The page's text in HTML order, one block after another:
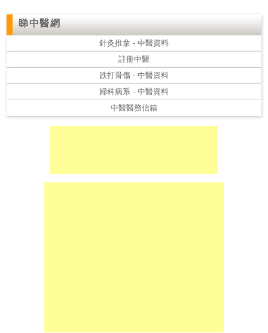
院
睇中醫網
針灸推拿 - 中醫資料
註冊中醫
跌打骨傷 - 中醫資料
婦科病系 - 中醫資料
中醫醫務信箱